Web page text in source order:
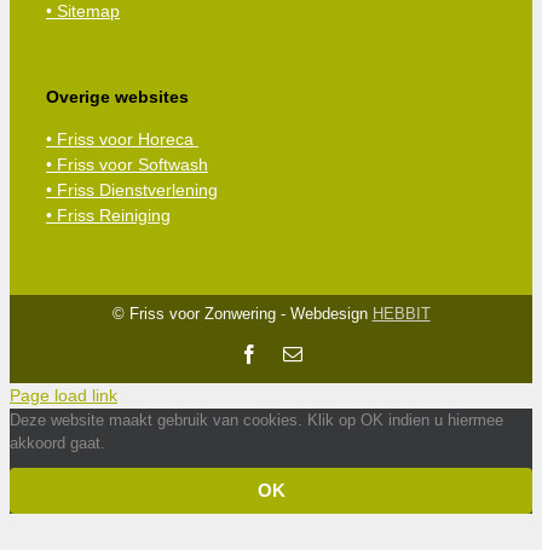
• Sitemap
Overige websites
• Friss voor Horeca
• Friss voor Softwash
• Friss Dienstverlening
• Friss Reiniging
© Friss voor Zonwering - Webdesign HEBBIT
Facebook
E-
Page load link
Deze website maakt gebruik van cookies. Klik op OK indien u hiermee
akkoord gaat.
OK